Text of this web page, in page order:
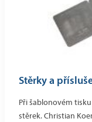
Stěrky a
Při šablonovém
stěrek. Christian